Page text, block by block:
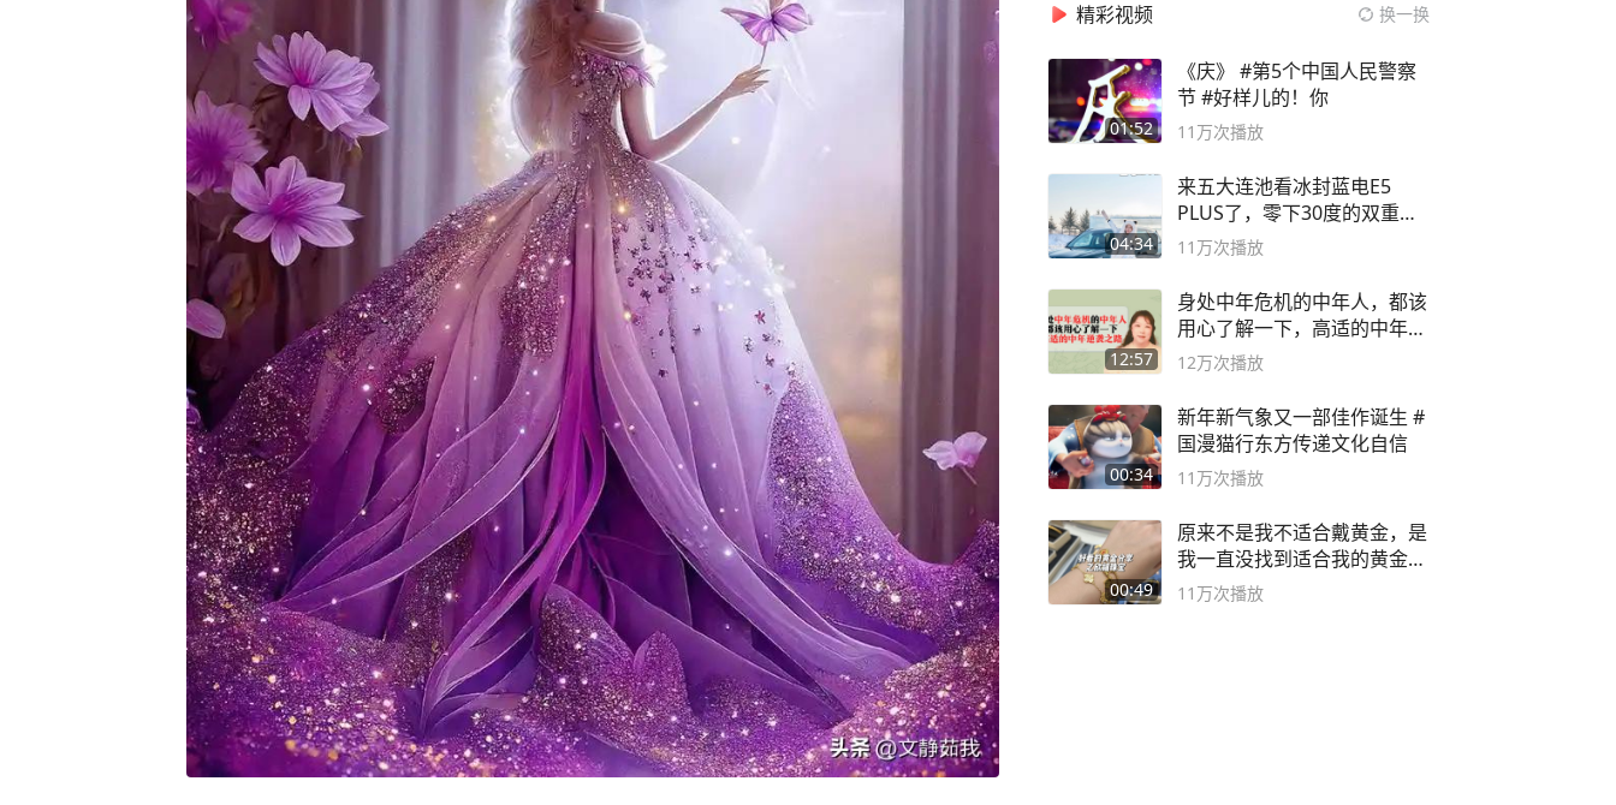
精彩视频 换一换
01:52
《庆》 #第5个中国人民警察
节 #好样儿的！你
11万次播放
04:34
来五大连池看冰封蓝电E5
PLUS了，零下30度的双重冰
封40小时全录
11万次播放
12:57
身处中年危机的中年人，都该
用心了解一下，高适的中年逆
袭之路
12万次播放
00:34
新年新气象又一部佳作诞生 #
国漫猫行东方传递文化自信
11万次播放
00:49
原来不是我不适合戴黄金，是
我一直没找到适合我的黄金
😭
11万次播放